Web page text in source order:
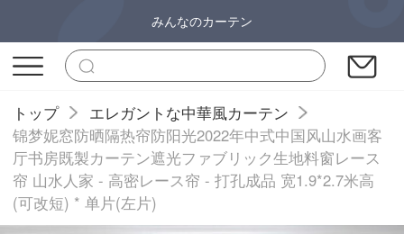
みんなのカーテン
トップ
エレガントな中華風カーテン
锦梦妮窓防晒隔热帘防阳光2022年中式中国风山水画客
厅书房既製カーテン遮光ファブリック生地料窗レース
帘 山水人家 - 高密レース帘 - 打孔成品 宽1.9*2.7米高
(可改短) * 单片(左片)